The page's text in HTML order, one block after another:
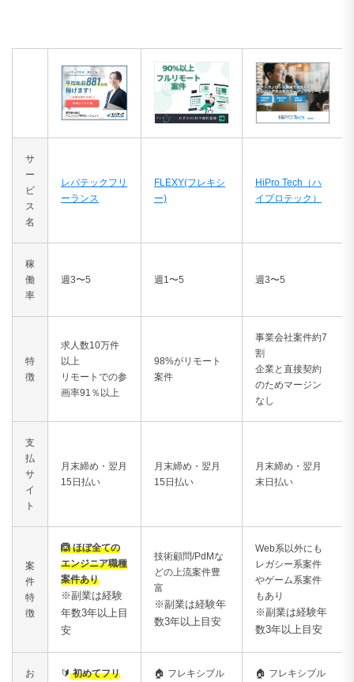
サ
ー
ビ
ス
名
レバテックフリ
ーランス
FLEXY(フレキシ
ー)
HiPro Tech（ハ
イプロテック）
稼
働
率
週3〜5 週1〜5 週3〜5
特
徴
求人数10万件
以上
リモートでの参
画率91％以上
98%がリモート
案件
事業会社案件約7
割
企業と直接契約
のためマージン
なし
支
払
サ
イ
ト
月末締め・翌月
15日払い
月末締め・翌月
15日払い
月末締め・翌月
末日払い
案
件
特
徴
🙆 ほぼ全ての
エンジニア職種
案件あり
※副業は経験
年数3年以上目
安
技術顧問/PdMな
どの上流案件豊
富
※副業は経験年
数3年以上目安
Web系以外にも
レガシー系案件
やゲーム系案件
もあり
※副業は経験年
数3年以上目安
お
🔰初めてフリ
🏠 フレキシブル
🏠 フレキシブル